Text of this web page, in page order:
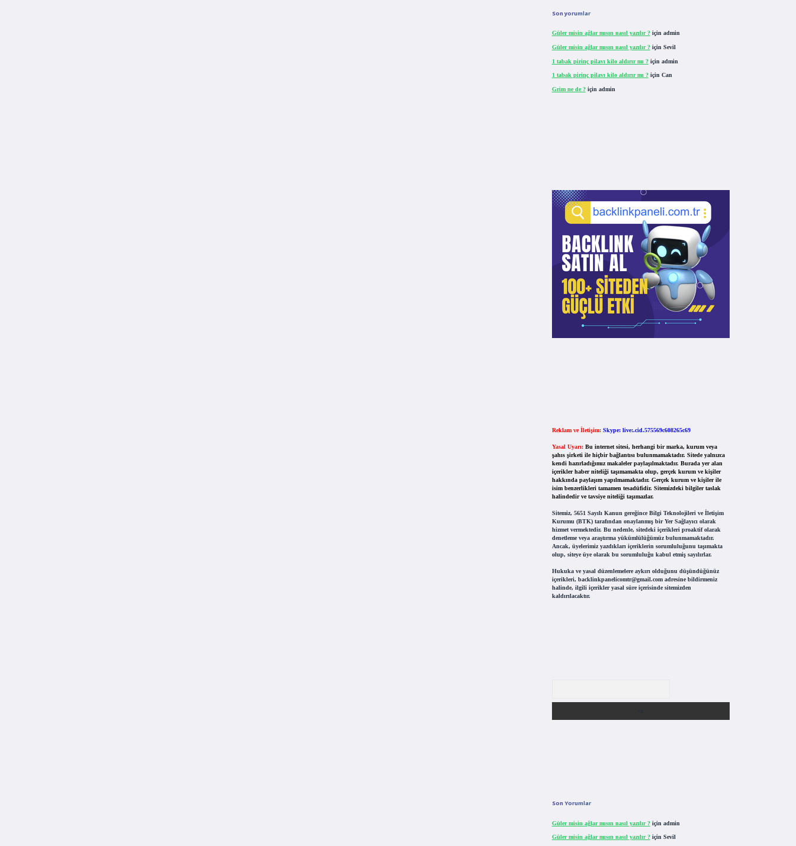
Son yorumlar
Güler misin ağlar mısın nasıl yazılır ?için admin
Güler misin ağlar mısın nasıl yazılır ?için Sevil
1 tabak pirinç pilavı kilo aldırır mı ?için admin
1 tabak pirinç pilavı kilo aldırır mı ?için Can
Grim ne de ?için admin
Reklam ve İletişim: Skype: live:.cid.575569c608265c69
Yasal Uyarı: Bu internet sitesi, herhangi bir marka, kurum veya
şahıs şirketi ile hiçbir bağlantısı bulunmamaktadır. Sitede yalnızca
kendi hazırladığımız makaleler paylaşılmaktadır. Burada yer alan
içerikler haber niteliği taşımamakta olup, gerçek kurum ve kişiler
hakkında paylaşım yapılmamaktadır. Gerçek kurum ve kişiler ile
isim benzerlikleri tamamen tesadüfidir. Sitemizdeki bilgiler taslak
halindedir ve tavsiye niteliği taşımazlar.
Sitemiz, 5651 Sayılı Kanun gereğince Bilgi Teknolojileri ve İletişim
Kurumu (BTK) tarafından onaylanmış bir Yer Sağlayıcı olarak
hizmet vermektedir. Bu nedenle, sitedeki içerikleri proaktif olarak
denetleme veya araştırma yükümlülüğümüz bulunmamaktadır.
Ancak, üyelerimiz yazdıkları içeriklerin sorumluluğunu taşımakta
olup, siteye üye olarak bu sorumluluğu kabul etmiş sayılırlar.
Hukuka ve yasal düzenlemelere aykırı olduğunu düşündüğünüz
içerikleri, backlinkpanelicomtr@gmail.comadresine bildirmeniz
halinde, ilgili içerikler yasal süre içerisinde sitemizden
kaldırılacaktır.
Son Yorumlar
Güler misin ağlar mısın nasıl yazılır ?için admin
Güler misin ağlar mısın nasıl yazılır ?için Sevil